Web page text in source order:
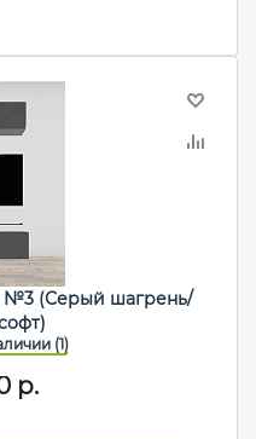
№3 (Серый шагрень/
р.